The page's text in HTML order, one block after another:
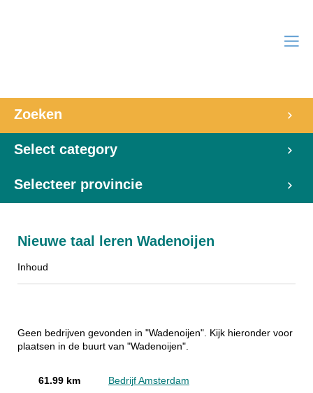
Zoeken
Select category
Selecteer provincie
Nieuwe taal leren Wadenoijen
Inhoud
Geen bedrijven gevonden in "Wadenoijen". Kijk hieronder voor
plaatsen in de buurt van "Wadenoijen".
61.99 km Bedrijf Amsterdam